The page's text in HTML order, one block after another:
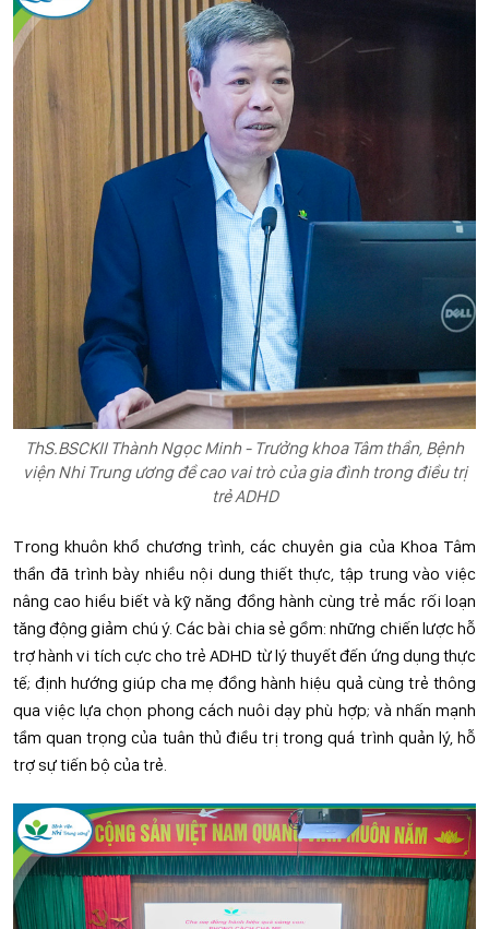
ThS.BSCKII Thành Ngọc Minh - Trưởng khoa Tâm thần, Bệnh
viện Nhi Trung ương đề cao vai trò của gia đình trong điều trị
trẻ ADHD
Trong khuôn khổ chương trình, các chuyên gia của Khoa Tâm
thần đã trình bày nhiều nội dung thiết thực, tập trung vào việc
nâng cao hiểu biết và kỹ năng đồng hành cùng trẻ mắc rối loạn
tăng động giảm chú ý. Các bài chia sẻ gồm: những chiến lược hỗ
trợ hành vi tích cực cho trẻ ADHD từ lý thuyết đến ứng dụng thực
tế; định hướng giúp cha mẹ đồng hành hiệu quả cùng trẻ thông
qua việc lựa chọn phong cách nuôi dạy phù hợp; và nhấn mạnh
tầm quan trọng của tuân thủ điều trị trong quá trình quản lý, hỗ
trợ sự tiến bộ của trẻ.